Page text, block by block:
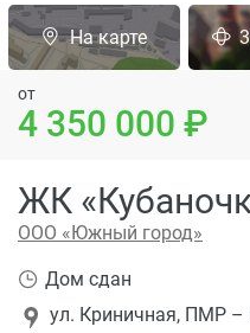
На карте
ЖК
ООО «Южный город»
ул. Криничная, ПМР –
Дом сдан
от
4 350 000